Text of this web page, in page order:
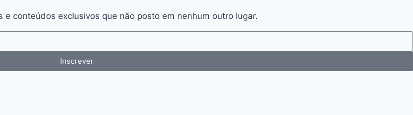
conteúdos exclusivos que não posto em nenhum outro lugar.
Inscrever